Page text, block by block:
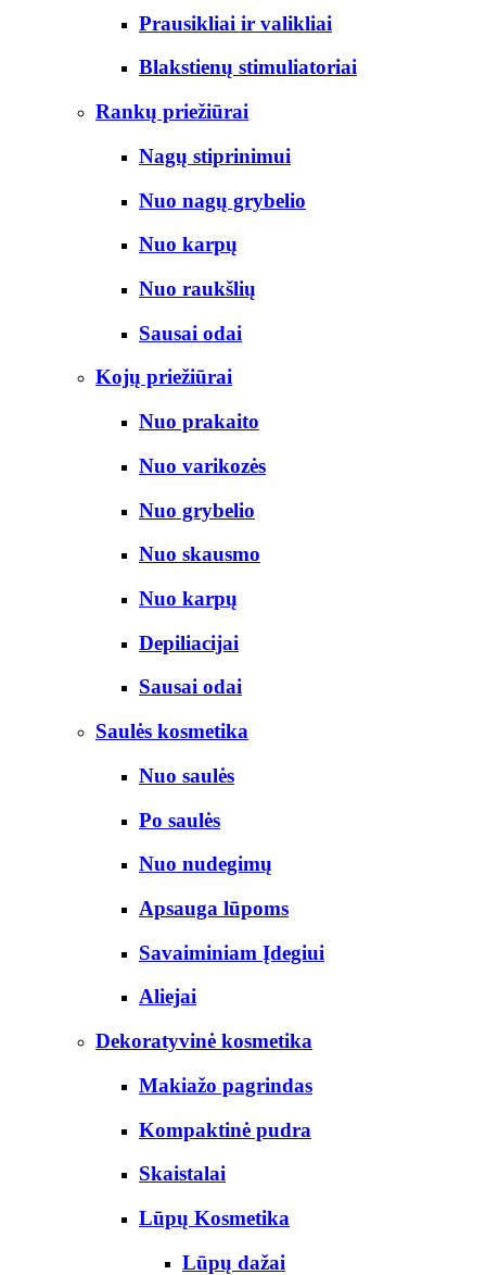
Prausikliai ir valikliai
Blakstienų stimuliatoriai
Rankų priežiūrai
Nagų stiprinimui
Nuo nagų grybelio
Nuo karpų
Nuo raukšlių
Sausai odai
Kojų priežiūrai
Nuo prakaito
Nuo varikozės
Nuo grybelio
Nuo skausmo
Nuo karpų
Depiliacijai
Sausai odai
Saulės kosmetika
Nuo saulės
Po saulės
Nuo nudegimų
Apsauga lūpoms
Savaiminiam Įdegiui
Aliejai
Dekoratyvinė kosmetika
Makiažo pagrindas
Kompaktinė pudra
Skaistalai
Lūpų Kosmetika
Lūpų dažai